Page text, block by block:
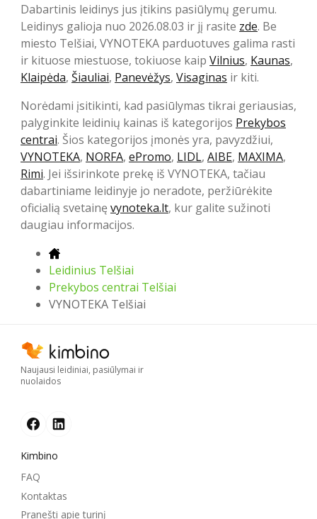
Dabartinis leidinys jus įtikins pasiūlymų gerumu.
Leidinys galioja nuo 2026.08.03 ir jį rasite zde. Be
miesto Telšiai, VYNOTEKA parduotuves galima rasti
ir kituose miestuose, tokiuose kaip Vilnius, Kaunas,
Klaipėda, Šiauliai, Panevėžys, Visaginas ir kiti.
Norėdami įsitikinti, kad pasiūlymas tikrai geriausias,
palyginkite leidinių kainas iš kategorijos Prekybos
centrai. Šios kategorijos įmonės yra, pavyzdžiui,
VYNOTEKA, NORFA, ePromo, LIDL, AIBE, MAXIMA,
Rimi. Jei išsirinkote prekę iš VYNOTEKA, tačiau
dabartiniame leidinyje jo neradote, peržiūrėkite
oficialią svetainę vynoteka.lt, kur galite sužinoti
daugiau informacijos.
Leidinius Telšiai
Prekybos centrai Telšiai
VYNOTEKA Telšiai
Naujausi leidiniai, pasiūlymai ir
nuolaidos
Kimbino
FAQ
Kontaktas
Pranešti apie turinį